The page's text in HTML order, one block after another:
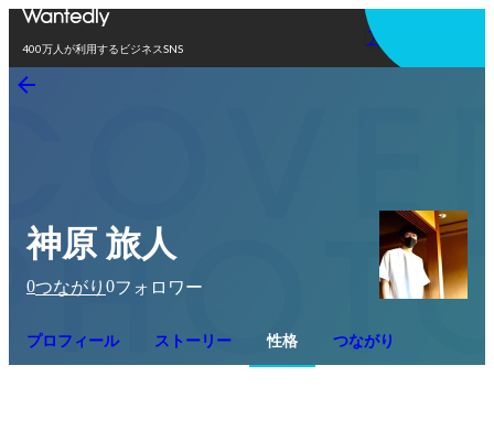
400万人が利用するビジネスSNS
アプリを使う
神原 旅人
0つながり 0フォロワー
プロフィール ストーリー 性格 つながり